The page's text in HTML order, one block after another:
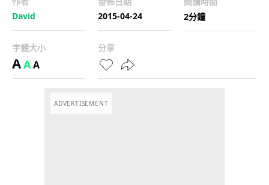
David
2015-04-24
2分鐘
字體大小
AAA
分享
ADVERTISEMENT